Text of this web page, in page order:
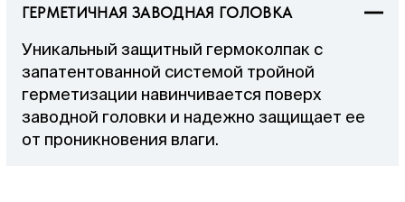
ГЕРМЕТИЧНАЯ ЗАВОДНАЯ ГОЛОВКА
Уникальный защитный гермоколпак с
запатентованной системой тройной
герметизации навинчивается поверх
заводной головки и надежно защищает ее
от проникновения влаги.